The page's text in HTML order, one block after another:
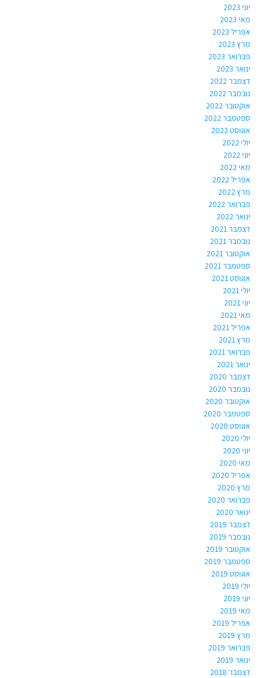
יוני 2023
מאי 2023
אפריל 2023
מרץ 2023
פברואר 2023
ינואר 2023
דצמבר 2022
נובמבר 2022
אוקטובר 2022
ספטמבר 2022
אוגוסט 2022
יולי 2022
יוני 2022
מאי 2022
אפריל 2022
מרץ 2022
פברואר 2022
ינואר 2022
דצמבר 2021
נובמבר 2021
אוקטובר 2021
ספטמבר 2021
אוגוסט 2021
יולי 2021
יוני 2021
מאי 2021
אפריל 2021
מרץ 2021
פברואר 2021
ינואר 2021
דצמבר 2020
נובמבר 2020
אוקטובר 2020
ספטמבר 2020
אוגוסט 2020
יולי 2020
יוני 2020
מאי 2020
אפריל 2020
מרץ 2020
פברואר 2020
ינואר 2020
דצמבר 2019
נובמבר 2019
אוקטובר 2019
ספטמבר 2019
אוגוסט 2019
יולי 2019
יוני 2019
מאי 2019
אפריל 2019
מרץ 2019
פברואר 2019
ינואר 2019
דצמבר 2018